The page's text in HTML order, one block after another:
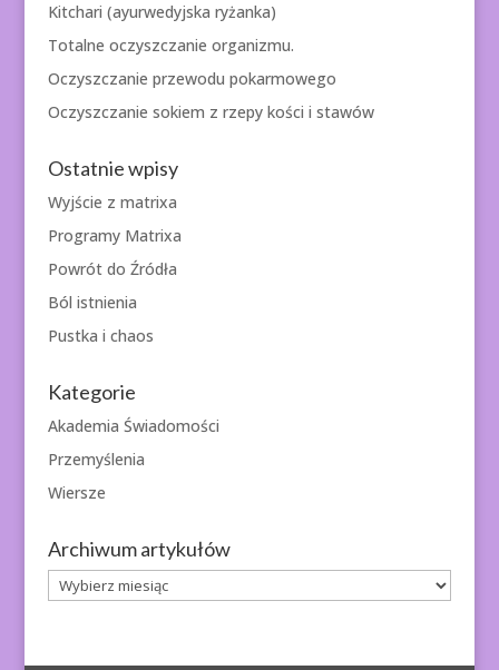
Kitchari (ayurwedyjska ryżanka)
Totalne oczyszczanie organizmu.
Oczyszczanie przewodu pokarmowego
Oczyszczanie sokiem z rzepy kości i stawów
Ostatnie wpisy
Wyjście z matrixa
Programy Matrixa
Powrót do Źródła
Ból istnienia
Pustka i chaos
Kategorie
Akademia Świadomości
Przemyślenia
Wiersze
Archiwum artykułów
Archiwum
artykułów